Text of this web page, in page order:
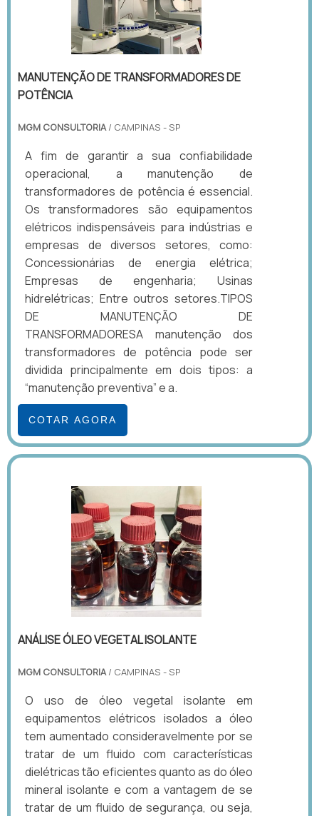
MANUTENÇÃO DE TRANSFORMADORES DE
POTÊNCIA
MGM CONSULTORIA/ CAMPINAS - SP
A fim de garantir a sua confiabilidade
operacional, a manutenção de
transformadores de potência é essencial.
Os transformadores são equipamentos
elétricos indispensáveis para indústrias e
empresas de diversos setores, como:
Concessionárias de energia elétrica;
Empresas de engenharia; Usinas
hidrelétricas; Entre outros setores.TIPOS
DE MANUTENÇÃO DE
TRANSFORMADORESA manutenção dos
transformadores de potência pode ser
dividida principalmente em dois tipos: a
“manutenção preventiva” e a.
COTAR AGORA
ANÁLISE ÓLEO VEGETAL ISOLANTE
MGM CONSULTORIA/ CAMPINAS - SP
O uso de óleo vegetal isolante em
equipamentos elétricos isolados a óleo
tem aumentado consideravelmente por se
tratar de um fluido com características
dielétricas tão eficientes quanto as do óleo
mineral isolante e com a vantagem de se
tratar de um fluido de segurança, ou seja,